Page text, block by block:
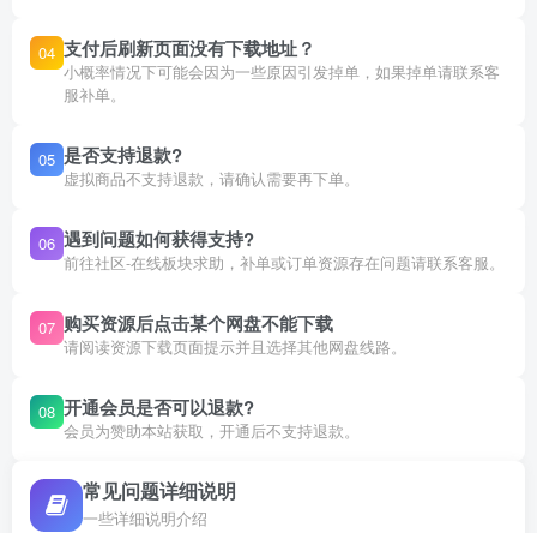
04 支付后刷新页面没有下载地址？
小概率情况下可能会因为一些原因引发掉单，如果掉单请联系客
服补单。
05 是否支持退款?
虚拟商品不支持退款，请确认需要再下单。
06 遇到问题如何获得支持?
前往社区-在线板块求助，补单或订单资源存在问题请联系客服。
07 购买资源后点击某个网盘不能下载
请阅读资源下载页面提示并且选择其他网盘线路。
08 开通会员是否可以退款?
会员为赞助本站获取，开通后不支持退款。
常见问题详细说明
一些详细说明介绍